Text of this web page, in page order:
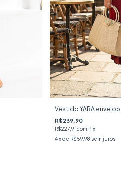
Vestido YARA
R$239,90
R$227,91 com Pix
4x de R$59,98 sem juros